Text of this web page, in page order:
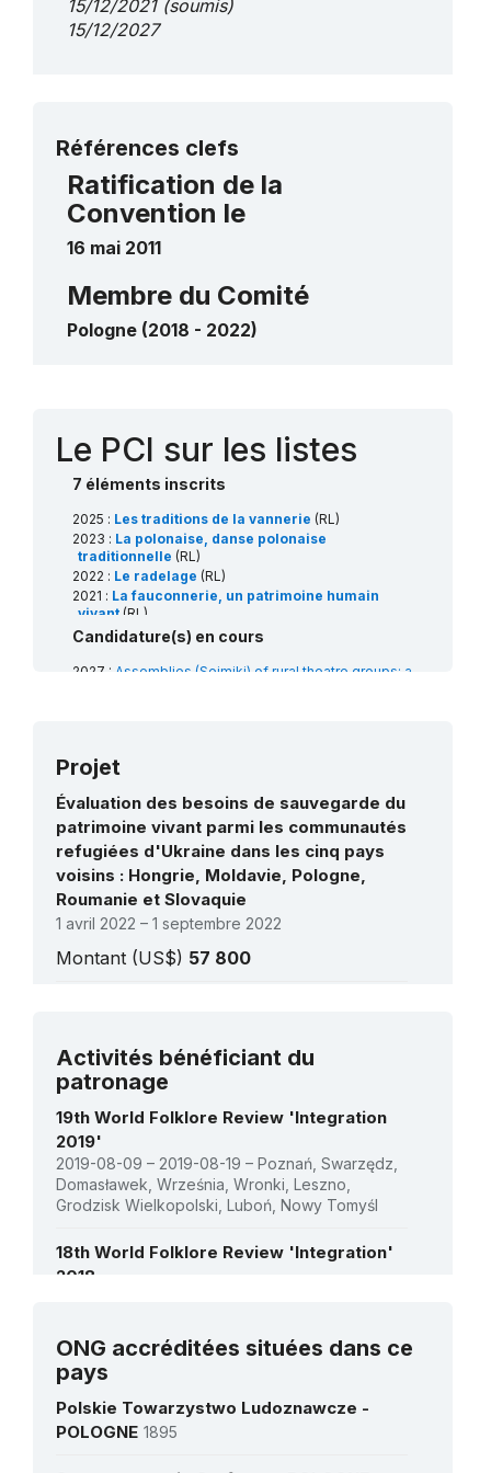
15/12/2021(soumis)
15/12/2027
Références clefs
Ratification de la
Convention le
16 mai 2011
Membre du Comité
Pologne (2018 - 2022)
Le PCI sur les listes
7 éléments inscrits
2025 : Les traditions de la vannerie (RL)
2023 : La polonaise, danse polonaise
traditionnelle (RL)
2022 : Le radelage (RL)
2021 : La fauconnerie, un patrimoine humain
vivant (RL)
2021 :La tradition des tapis de fleurs pour les
processions de la Fête-Dieu
2020 : La culture apicole dans les arbres(RL)
Candidature(s) en cours
2027 : Assemblies (Sejmiki) of rural theatre groups: a
2026 :La célébration de la veillée de Noël en
2026 :La Transhumance, déplacement saisonnier de
troupeaux (RL)
Projet
Évaluation des besoins de sauvegarde du
patrimoine vivant parmi les communautés
refugiées d'Ukraine dans les cinq pays
voisins : Hongrie, Moldavie, Pologne,
Roumanie et Slovaquie
1 avril 2022 – 1 septembre 2022
Montant (US$) 57 800
Europe inclusive et durable
1 janvier 2019 – 30 juin 2021
Montant (US$)349 650
Activités bénéficiant du
patronage
19th World Folklore Review 'Integration
2019'
2019-08-09 – 2019-08-19 – Poznań, Swarzędz,
Domasławek, Września, Wronki, Leszno,
Grodzisk Wielkopolski, Luboń, Nowy Tomyśl
18th World Folklore Review 'Integration'
2018
Wielkopolski, Luboń, Nowy Tomyśl
17th World Folklore Review 'Integration'
2017
2017-08-12 – 2017-09-21 – Poznań, Swarzędz,
Voir toutes les activités
ONG accréditées situées dans ce
pays
Polskie Towarzystwo Ludoznawcze -
POLOGNE 1895